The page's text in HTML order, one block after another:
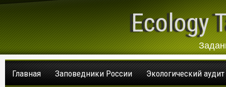
Ecology
Главная Заповедники России Экологический аудит